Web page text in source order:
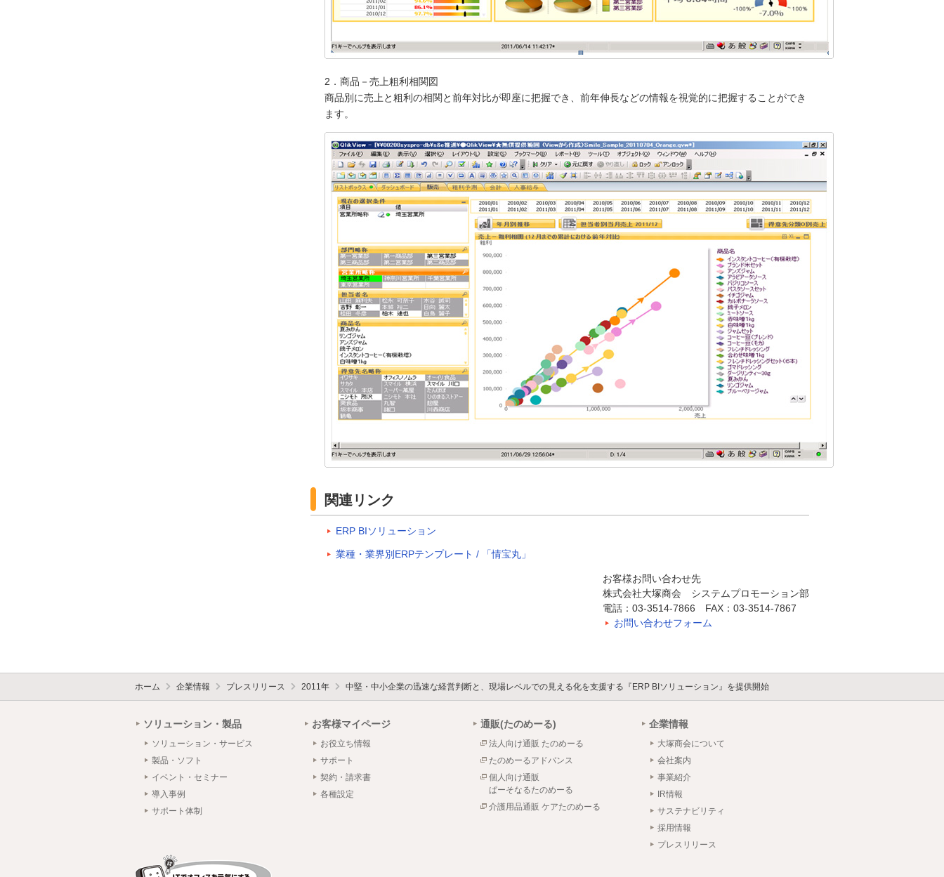
2．商品－売上粗利相関図
商品別に売上と粗利の相関と前年対比が即座に把握でき、前年伸長などの情報を視覚的に把握することができ
ます。
関連リンク
ERP BIソリューション
業種・業界別ERPテンプレート / 「情宝丸」
お客様お問い合わせ先
株式会社大塚商会 システムプロモーション部
電話：03-3514-7866 FAX：03-3514-7867
お問い合わせフォーム
ホーム 企業情報 プレスリリース 2011年 中堅・中小企業の迅速な経営判断と、現場レベルでの見える化を支援する『ERP BIソリューション』を提供開始
ソリューション・製品
ソリューション・サービス
製品・ソフト
イベント・セミナー
導入事例
サポート体制
お客様マイページ
お役立ち情報
サポート
契約・請求書
各種設定
通販(たのめーる)
法人向け通販 たのめーる
たのめーるアドバンス
個人向け通販
ぱーそなるたのめーる
介護用品通販 ケアたのめーる
企業情報
大塚商会について
会社案内
事業紹介
IR情報
サステナビリティ
採用情報
プレスリリース